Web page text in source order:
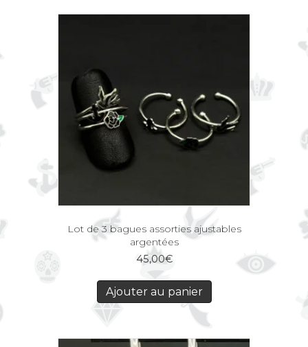
Lot de 3 bagues assorties ajustables
argentées
45,00€
Ajouter au panier